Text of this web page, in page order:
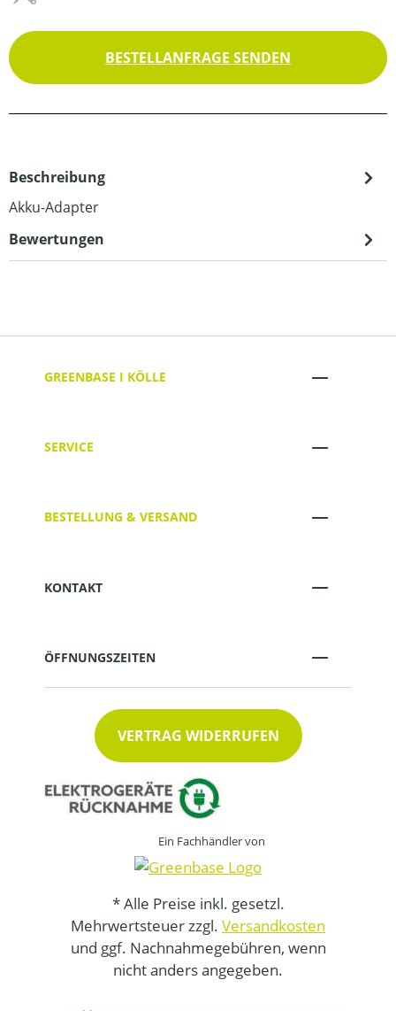
BESTELLANFRAGE SENDEN
Beschreibung
Akku-Adapter
Bewertungen
GREENBASE I KÖLLE
SERVICE
BESTELLUNG & VERSAND
KONTAKT
ÖFFNUNGSZEITEN
VERTRAG WIDERRUFEN
Ein Fachhändler von
* Alle Preise inkl. gesetzl.
Mehrwertsteuer zzgl. Versandkosten
und ggf. Nachnahmegebühren, wenn
nicht anders angegeben.